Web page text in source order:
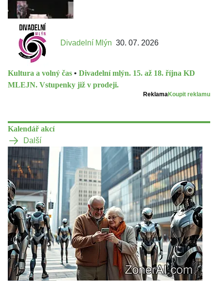
Divadelní Mlýn 30. 07. 2026
Kultura a volný čas • Divadelní mlýn. 15. až 18. října KD
MLEJN. Vstupenky již v prodeji.
ReklamaKoupit reklamu
Kalendář akcí
Další